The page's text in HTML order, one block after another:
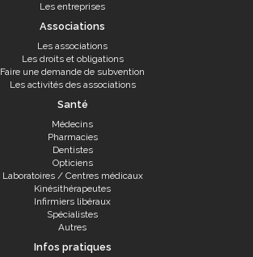
Les entreprises
Associations
Les associations
Les droits et obligations
Faire une demande de subvention
Les activités des associations
Santé
Médecins
Pharmacies
Dentistes
Opticiens
Laboratoires / Centres médicaux
Kinésithérapeutes
Infirmiers libéraux
Spécialistes
Autres
Infos pratiques